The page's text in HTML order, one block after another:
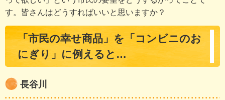
す。皆さんはどうすればいいと思いますか？
「市民の幸せ商品」を「コンビニのお
にぎり」に例えると…
長谷川